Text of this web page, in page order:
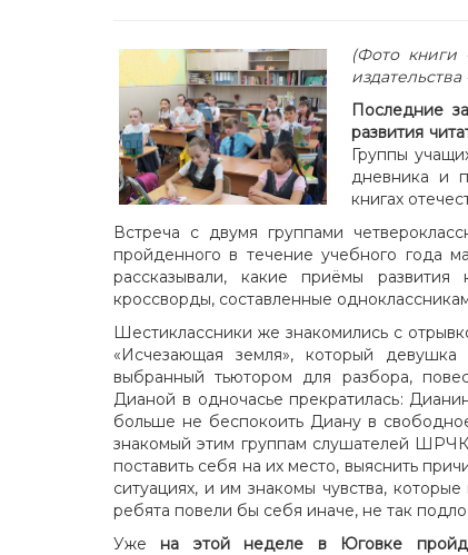
(Фото книги
Последние
развития
Группы
дневника и
книгах
Встреча с двумя группами
пройденного в течение учебного года
рассказывали, какие приёмы
кроссворды, составленные
Шестиклассники же знакомились с
«Исчезающая земля», который
выбранный тьютором для разбора,
Дианой в одночасье прекратилась:
больше не беспокоить Диану в
знакомый этим группам слушателей
поставить себя на их место, выяснить
ситуациях, и им знакомы чувства,
ребята повели бы себя иначе, не так
Уже на этой неделе в Юговке